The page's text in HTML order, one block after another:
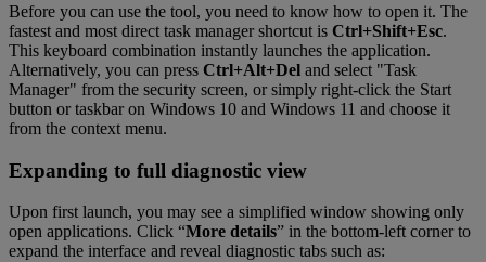
Before you can use the tool, you need to know how to open it. The
fastest and most direct task manager shortcut is Ctrl+Shift+Esc.
This keyboard combination instantly launches the application.
Alternatively, you can press Ctrl+Alt+Del and select "Task
Manager" from the security screen, or simply right-click the Start
button or taskbar on Windows 10 and Windows 11 and choose it
from the context menu.
Expanding to full diagnostic view
Upon first launch, you may see a simplified window showing only
open applications. Click “More details” in the bottom-left corner to
expand the interface and reveal diagnostic tabs such as: